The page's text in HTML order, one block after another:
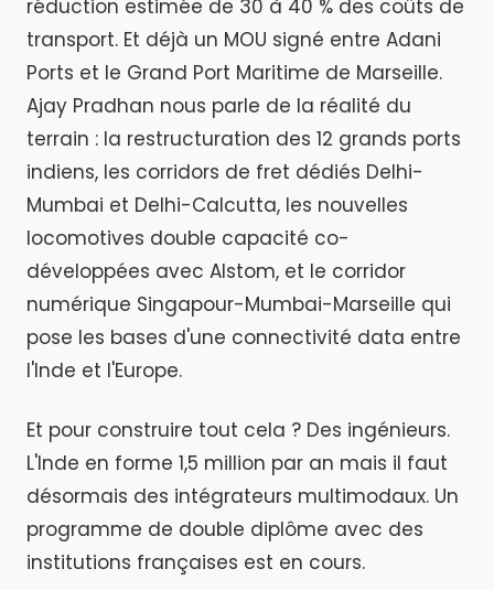
réduction estimée de 30 à 40 % des coûts de
transport. Et déjà un MOU signé entre Adani
Ports et le Grand Port Maritime de Marseille.
Ajay Pradhan nous parle de la réalité du
terrain : la restructuration des 12 grands ports
indiens, les corridors de fret dédiés Delhi-
Mumbai et Delhi-Calcutta, les nouvelles
locomotives double capacité co-
développées avec Alstom, et le corridor
numérique Singapour-Mumbai-Marseille qui
pose les bases d'une connectivité data entre
l'Inde et l'Europe.
Et pour construire tout cela ? Des ingénieurs.
L'Inde en forme 1,5 million par an mais il faut
désormais des intégrateurs multimodaux. Un
programme de double diplôme avec des
institutions françaises est en cours.